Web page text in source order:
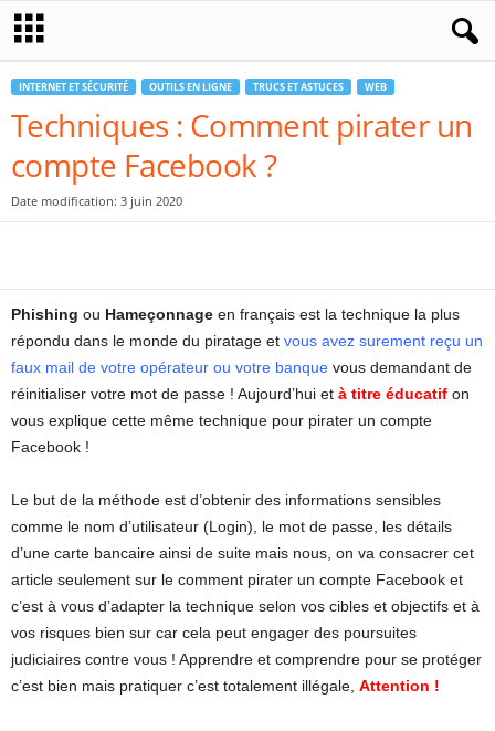
INTERNET ET SÉCURITÉ OUTILS EN LIGNE TRUCS ET ASTUCES WEB
Techniques : Comment pirater un
compte Facebook ?
Date modification: 3 juin 2020
Phishing ou Hameçonnage en français est la technique la plus
répondu dans le monde du piratage et vous avez surement reçu un
faux mail de votre opérateur ou votre banque vous demandant de
réinitialiser votre mot de passe ! Aujourd’hui et à titre éducatif on
vous explique cette même technique pour pirater un compte
Facebook !
Le but de la méthode est d’obtenir des informations sensibles
comme le nom d’utilisateur (Login), le mot de passe, les détails
d’une carte bancaire ainsi de suite mais nous, on va consacrer cet
article seulement sur le comment pirater un compte Facebook et
c’est à vous d’adapter la technique selon vos cibles et objectifs et à
vos risques bien sur car cela peut engager des poursuites
judiciaires contre vous ! Apprendre et comprendre pour se protéger
c’est bien mais pratiquer c’est totalement illégale, Attention !